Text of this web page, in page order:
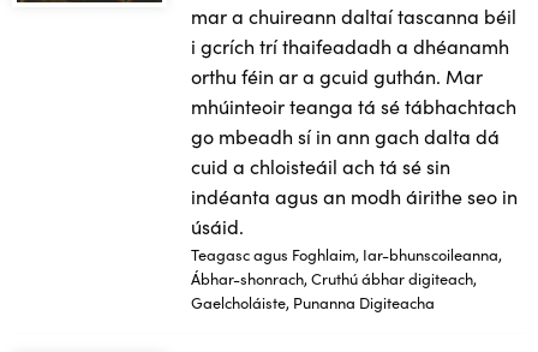
mar a chuireann daltaí tascanna béil
i gcrích trí thaifeadadh a dhéanamh
orthu féin ar a gcuid guthán. Mar
mhúinteoir teanga tá sé tábhachtach
go mbeadh sí in ann gach dalta dá
cuid a chloisteáil ach tá sé sin
indéanta agus an modh áirithe seo in
úsáid.
Teagasc agus Foghlaim, Iar-bhunscoileanna,
Ábhar-shonrach, Cruthú ábhar digiteach,
Gaelcholáiste, Punanna Digiteacha